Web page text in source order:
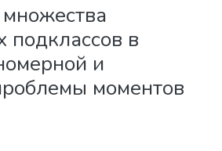
подклассов в
и
моментов